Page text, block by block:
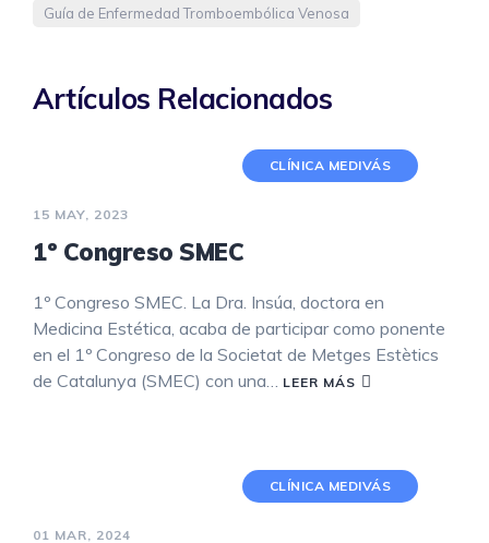
Guía de Enfermedad Tromboembólica Venosa
Artículos Relacionados
CLÍNICA MEDIVÁS
15 MAY, 2023
1º Congreso SMEC
1º Congreso SMEC. La Dra. Insúa, doctora en
Medicina Estética, acaba de participar como ponente
en el 1º Congreso de la Societat de Metges Estètics
de Catalunya (SMEC) con una… LEER MÁS
CLÍNICA MEDIVÁS
01 MAR, 2024